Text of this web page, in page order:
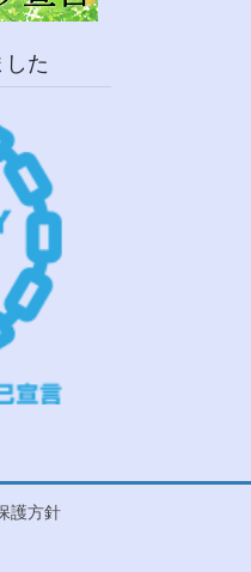
た
護方針